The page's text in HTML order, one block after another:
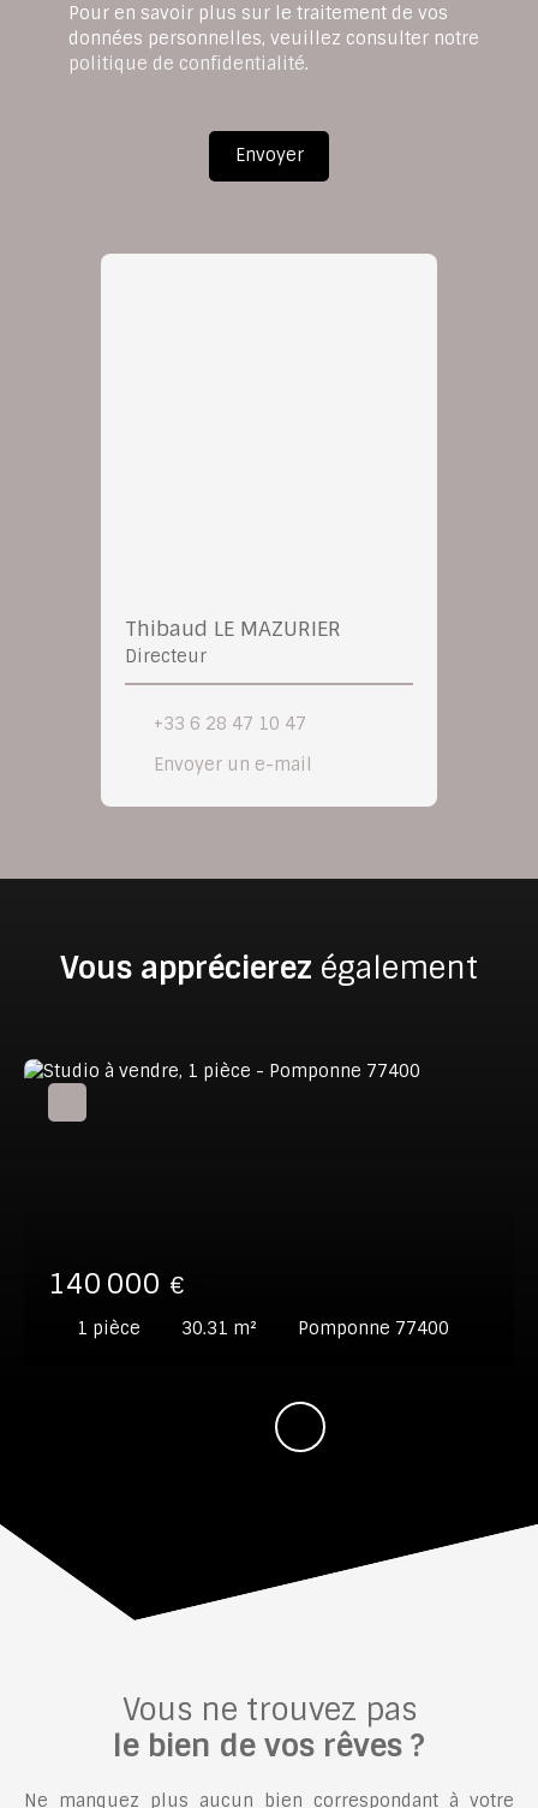
Pour en savoir plus sur le traitement de vos
données personnelles, veuillez consulter notre
politique de confidentialité.
Envoyer
Thibaud LE MAZURIER
Directeur
+33 6 28 47 10 47
Envoyer un e-mail
Vous apprécierez également
140 000 €
1 pièce 30.31 m² Pomponne 77400
Vous ne trouvez pas
le bien de vos rêves ?
Ne manquez plus aucun bien correspondant à votre